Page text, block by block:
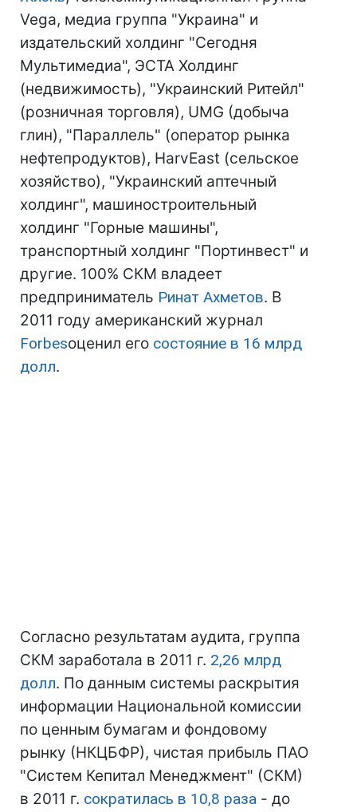
Vega, медиа группа "Украина" и
издательский холдинг "Сегодня
Мультимедиа", ЭСТА Холдинг
(недвижимость), "Украинский Ритейл"
(розничная торговля), UMG (добыча
глин), "Параллель" (оператор рынка
нефтепродуктов), HarvEast (сельское
хозяйство), "Украинский аптечный
холдинг", машиностроительный
холдинг "Горные машины",
транспортный холдинг "Портинвест" и
другие. 100% СКМ владеет
предприниматель Ринат Ахметов. В
2011 году американский журнал
Forbesоценил его состояние в 16 млрд
долл.
Согласно результатам аудита, группа
СКМ заработала в 2011 г. 2,26 млрд
долл. По данным системы раскрытия
информации Национальной комиссии
по ценным бумагам и фондовому
рынку (НКЦБФР), чистая прибыль ПАО
"Систем Кепитал Менеджмент" (СКМ)
в 2011 г. сократилась в 10,8 раза - до